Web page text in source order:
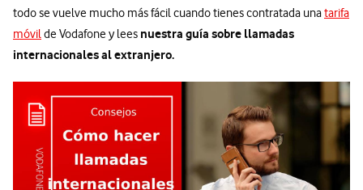
todo se vuelve mucho más fácil cuando tienes contratada unatarifa
móvilde Vodafone y lees nuestra guía sobre llamadas
internacionales al extranjero.